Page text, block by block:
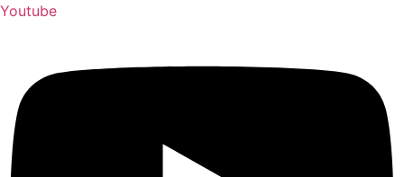
Youtube